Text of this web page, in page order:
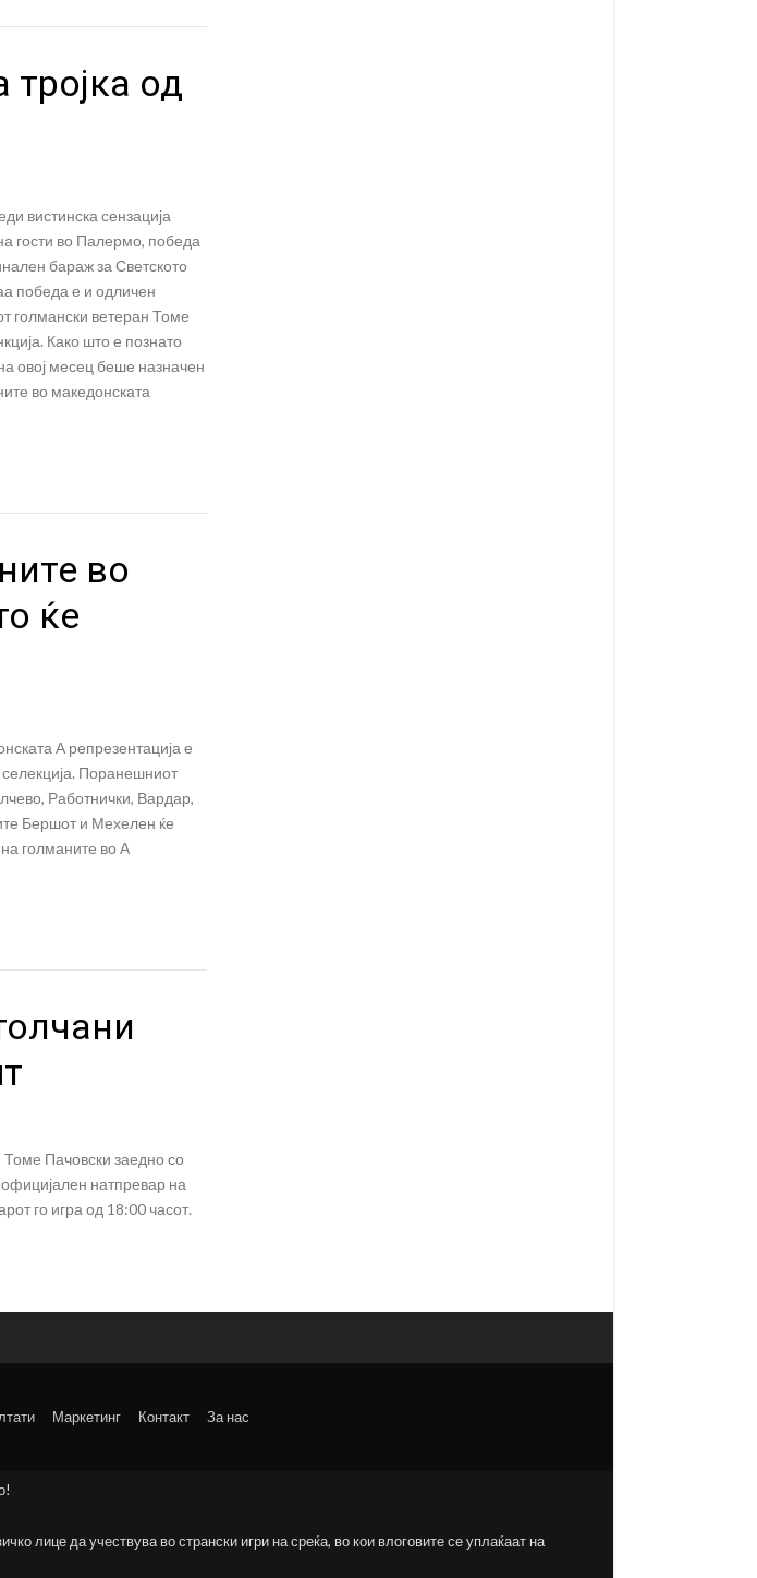
од
вистинска сензација
гости во Палермо, победа
бараж за Светското
победа е и одличен
голмански ветеран Томе
Како што е познато
овој месец беше назначен
во македонската
во
ќе
А репрезентација е
Поранешниот
Работнички, Вардар,
Бершот и Мехелен ќе
голманите во А
Пачовски заедно со
натпревар на
го игра од 18:00 часот.
Маркетинг Контакт За нас
лице да учествува во странски игри на среќа, во кои влоговите се уплаќаат на